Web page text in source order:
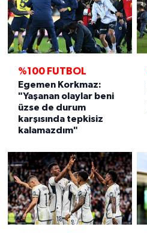
%100 FUTBOL
Egemen Korkmaz:
"Yaşanan olaylar beni
üzse de durum
karşısında tepkisiz
kalamazdım"